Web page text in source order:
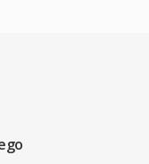
obsluga
do
w